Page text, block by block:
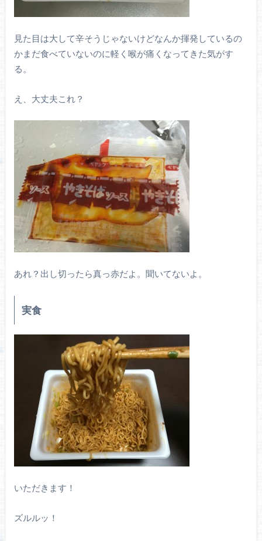
見た目は大して辛そうじゃないけどなんか揮発しているの
かまだ食べていないのに軽く喉が痛くなってきた気がす
る。
え、大丈夫これ？
あれ？出し切ったら真っ赤だよ。聞いてないよ。
実食
いただきます！
ズルルッ！